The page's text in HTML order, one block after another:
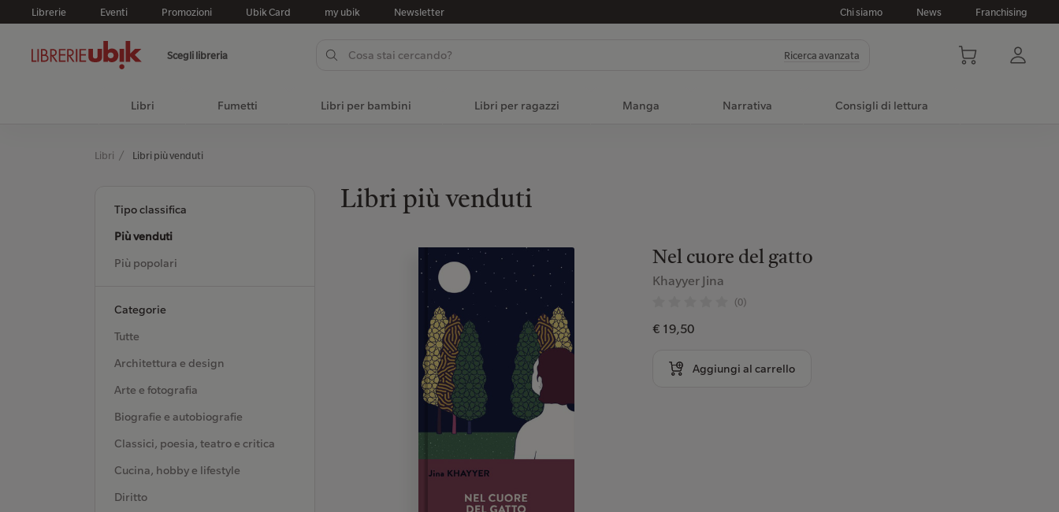
Librerie Eventi Promozioni Ubik Card my ubik Newsletter Chi siamo News Franchising
Scegli libreria Ricerca avanzata
Libri Fumetti Libri per bambini Libri per ragazzi Manga Narrativa Consigli di lettura
Libri Libri più venduti
Tipo classifica
Più venduti
Più popolari
Categorie
Tutte
Architettura e design
Arte e fotografia
Biografie e autobiografie
Classici, poesia, teatro e critica
Cucina, hobby e lifestyle
Diritto
Libri più venduti
Nel cuore del gatto
Khayyer Jina
(0)
€ 19,50
Aggiungi al carrello